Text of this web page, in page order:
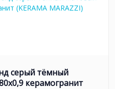
серый тёмный
керамогранит